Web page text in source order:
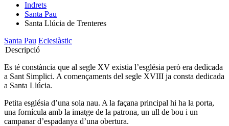
Indrets
Santa Pau
Santa Llúcia de Trenteres
Santa Pau Eclesiàstic
Descripció
Es té constància que al segle XV existia l’església però era dedicada
a Sant Simplici. A començaments del segle XVIII ja consta dedicada
a Santa Llúcia.
Petita església d’una sola nau. A la façana principal hi ha la porta,
una fornícula amb la imatge de la patrona, un ull de bou i un
campanar d’espadanya d’una obertura.